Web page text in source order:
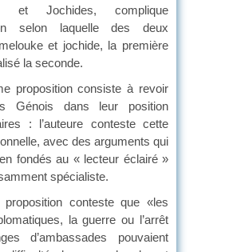
et Jochides, complique
selon laquelle des deux
et jochide, la première
la seconde.
proposition consiste à revoir
Génois dans leur position
: l’auteure conteste cette
avec des arguments qui
fondés au « lecteur éclairé »
spécialiste.
conteste que «les
la guerre ou l’arrêt
d’ambassades pouvaient